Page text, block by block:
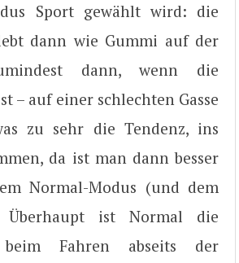
Sport gewählt wird: die
dann wie Gummi auf der
dann, wenn die
– auf einer schlechten Gasse
zu sehr die Tendenz, ins
da ist man dann besser
Normal-Modus (und dem
Überhaupt ist Normal die
Fahren abseits der